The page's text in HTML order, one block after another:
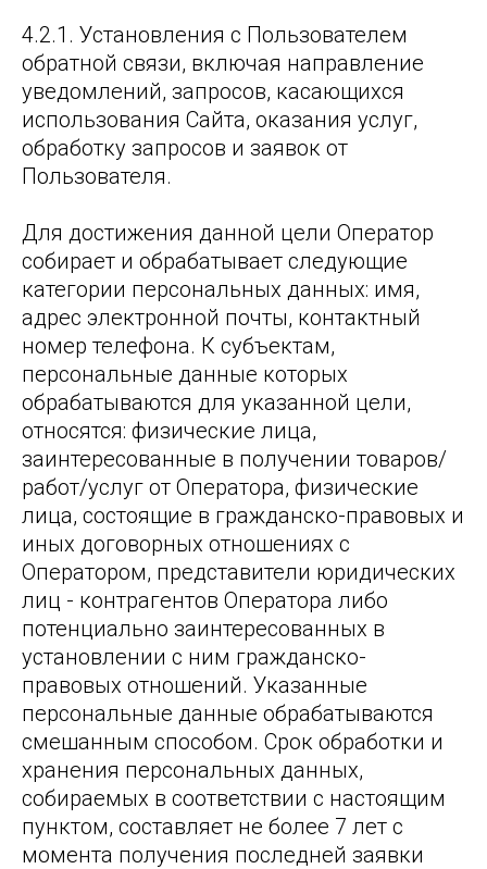
4.2.1. Установления с Пользователем
обратной связи, включая направление
уведомлений, запросов, касающихся
использования Сайта, оказания услуг,
обработку запросов и заявок от
Пользователя.
Для достижения данной цели Оператор
собирает и обрабатывает следующие
категории персональных данных: имя,
адрес электронной почты, контактный
номер телефона. К субъектам,
персональные данные которых
обрабатываются для указанной цели,
относятся: физические лица,
заинтересованные в получении товаров/
работ/услуг от Оператора, физические
лица, состоящие в гражданско-правовых и
иных договорных отношениях с
Оператором, представители юридических
лиц - контрагентов Оператора либо
потенциально заинтересованных в
установлении с ним гражданско-
правовых отношений. Указанные
персональные данные обрабатываются
смешанным способом. Срок обработки и
хранения персональных данных,
собираемых в соответствии с настоящим
пунктом, составляет не более 7 лет с
момента получения последней заявки